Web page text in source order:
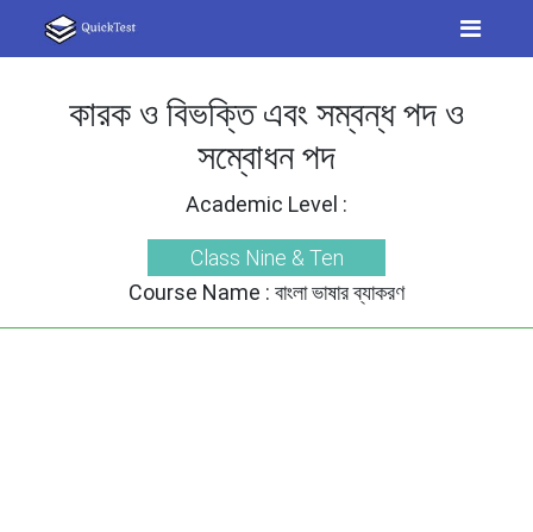
কারক ও বিভক্তি এবং সম্বন্ধ পদ ও
সম্বোধন পদ
Academic Level :
Class Nine & Ten
Course Name : বাংলা ভাষার ব্যাকরণ